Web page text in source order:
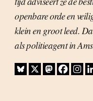
openbare orde en
klein en groot leed.
als politieagent in